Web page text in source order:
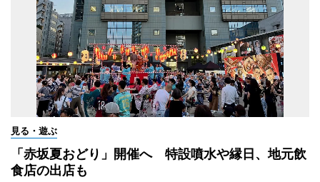
見る・遊ぶ
「赤坂夏おどり」開催へ 特設噴水や縁日、地元飲
食店の出店も